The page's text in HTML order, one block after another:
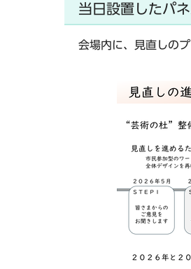
当日設置したパ
会場内に、見直しの